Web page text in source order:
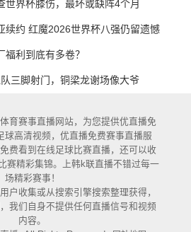
世界杯膝伤，最坏或缺阵4个月
续约 红魔2026世界杯八强仍留遗憾
利到底有多卷？
三脚射门，铜梁龙谢场像大爷
育赛事直播网站，为您提供优直播免
球高清视频，优直播免费赛事直播服
费看到在线足球比赛直播，还可以收
赛精彩集锦。上韩k联直播不错过每一
场精彩赛事！
户收集或从搜索引擎搜索整理获得，
我们自身不提供任何直播信号和视频
内容。